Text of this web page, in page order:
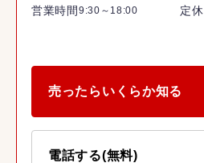
営業時間 9:30～18:00 定
売ったらいくらか知る
電話する(無料)